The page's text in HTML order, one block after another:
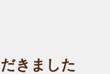
きました